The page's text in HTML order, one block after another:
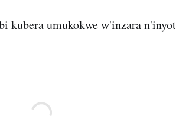
kubera umukokwe w'inzara